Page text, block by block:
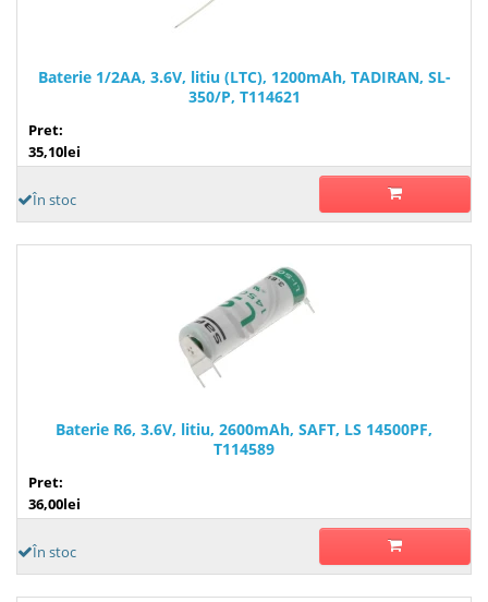
Baterie 1/2AA, 3.6V, litiu (LTC), 1200mAh, TADIRAN, SL-
350/P, T114621
Pret:
35,10lei
În stoc
Baterie R6, 3.6V, litiu, 2600mAh, SAFT, LS 14500PF,
T114589
Pret:
36,00lei
În stoc